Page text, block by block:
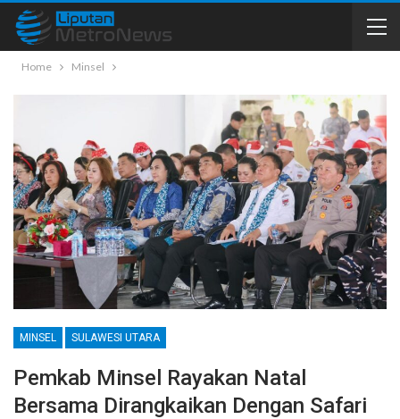
Home Minsel
MINSEL SULAWESI UTARA
Pemkab Minsel Rayakan Natal
Bersama Dirangkaikan Dengan Safari